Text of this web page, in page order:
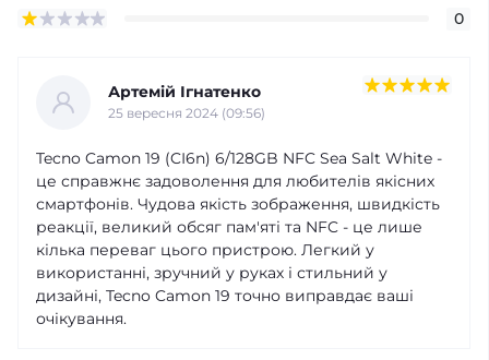
0
Артемій Ігнатенко
25 вересня 2024 (09:56)
Tecno Camon 19 (CI6n) 6/128GB NFC Sea Salt White -
це справжнє задоволення для любителів якісних
смартфонів. Чудова якість зображення, швидкість
реакції, великий обсяг пам'яті та NFC - це лише
кілька переваг цього пристрою. Легкий у
використанні, зручний у руках і стильний у
дизайні, Tecno Camon 19 точно виправдає ваші
очікування.